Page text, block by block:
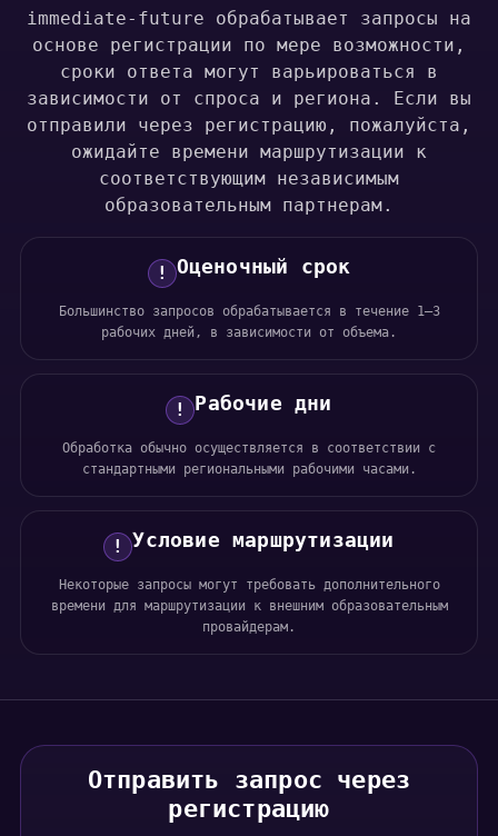
immediate-future обрабатывает запросы на
основе регистрации по мере возможности,
сроки ответа могут варьироваться в
зависимости от спроса и региона. Если вы
отправили через регистрацию, пожалуйста,
ожидайте времени маршрутизации к
соответствующим независимым
образовательным партнерам.
! Оценочный срок
Большинство запросов обрабатывается в течение 1–3
рабочих дней, в зависимости от объема.
! Рабочие дни
Обработка обычно осуществляется в соответствии с
стандартными региональными рабочими часами.
! Условие маршрутизации
Некоторые запросы могут требовать дополнительного
времени для маршрутизации к внешним образовательным
провайдерам.
Отправить запрос через
регистрацию